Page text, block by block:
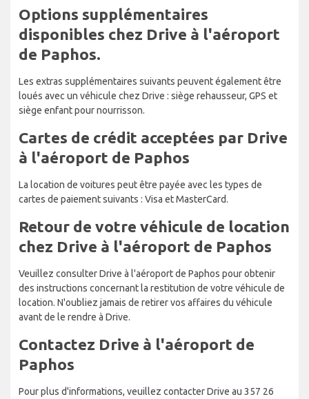
Options supplémentaires
disponibles chez Drive à l'aéroport
de Paphos.
Les extras supplémentaires suivants peuvent également être
loués avec un véhicule chez Drive : siège rehausseur, GPS et
siège enfant pour nourrisson.
Cartes de crédit acceptées par Drive
à l'aéroport de Paphos
La location de voitures peut être payée avec les types de
cartes de paiement suivants : Visa et MasterCard.
Retour de votre véhicule de location
chez Drive à l'aéroport de Paphos
Veuillez consulter Drive à l'aéroport de Paphos pour obtenir
des instructions concernant la restitution de votre véhicule de
location. N'oubliez jamais de retirer vos affaires du véhicule
avant de le rendre à Drive.
Contactez Drive à l'aéroport de
Paphos
Pour plus d'informations, veuillez contacter Drive au 357 26